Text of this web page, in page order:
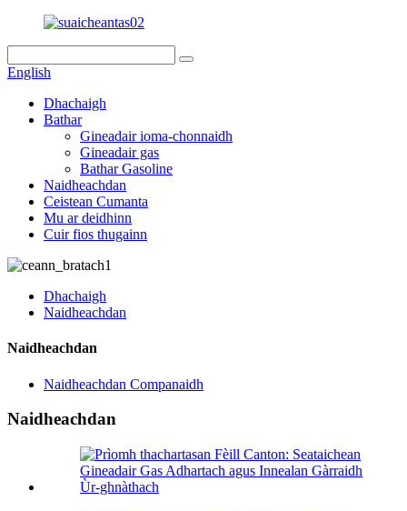
English
Dhachaigh
Bathar
Gineadair ioma-chonnaidh
Gineadair gas
Bathar Gasoline
Naidheachdan
Ceistean Cumanta
Mu ar deidhinn
Cuir fios thugainn
Dhachaigh
Naidheachdan
Naidheachdan
Naidheachdan Companaidh
Naidheachdan